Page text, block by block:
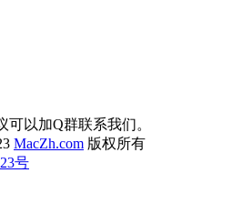
可以加Q群联系我们。
MacZh.com 版权所有
号